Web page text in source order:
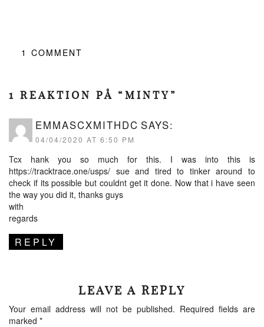
1 COMMENT
1 REAKTION PÅ “MINTY”
EMMASCXMITHDC SAYS:
04/04/2020 AT 6:50 PM
Tcx hank you so much for this. I was into this is
https://tracktrace.one/usps/ sue and tired to tinker around to
check if its possible but couldnt get it done. Now that i have seen
the way you did it, thanks guys
with
regards
REPLY
LEAVE A REPLY
Your email address will not be published. Required fields are
marked *